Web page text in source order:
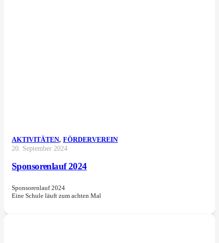
AKTIVITÄTEN, FÖRDERVEREIN
20. September 2024
Sponsorenlauf 2024
Sponsorenlauf 2024
Eine Schule läuft zum achten Mal